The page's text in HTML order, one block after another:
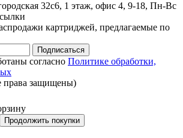
32с6, 1 этаж, офис 4, 9-18, Пн-Вс
картриджей, предлагаемые по
Подписаться
согласно Политике обработки,
права защищены)
Продолжить покупки